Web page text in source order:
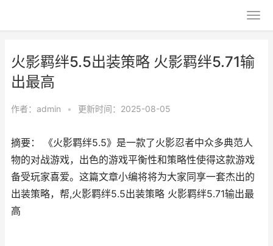
火影羁绊5.5出装策略 火影羁绊5.71输
出最高
作者： admin • 更新时间：2025-08-05
摘要： 《火影羁绊5.5》是一款了火影忍者中众多典范人
物的对战游戏，出色的游戏平衡性和策略性使得这款游戏
备受玩家喜爱。这篇文章小编将将为大家同享一套杰出的
出装策略，帮,火影羁绊5.5出装策略 火影羁绊5.71输出最
高